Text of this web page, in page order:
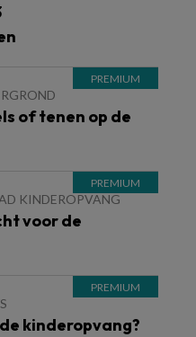
of tenen op de
KINDEROPVANG
voor de
kinderopvang?